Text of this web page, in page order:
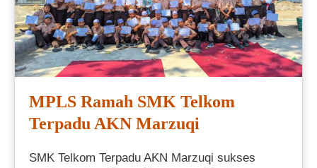
MPLS Ramah SMK Telkom
Terpadu AKN Marzuqi
SMK Telkom Terpadu AKN Marzuqi sukses